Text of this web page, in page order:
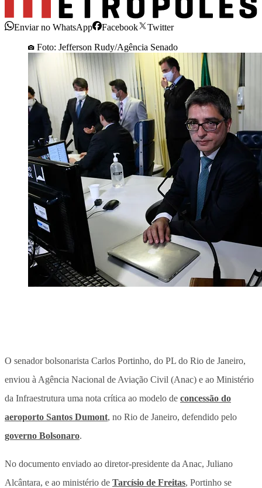
Enviar no WhatsApp Facebook
Twitter
Foto: Jefferson Rudy/Agência Senado
O senador bolsonarista Carlos Portinho, do PL do Rio de Janeiro,
enviou à Agência Nacional de Aviação Civil (Anac) e ao Ministério
da Infraestrutura uma nota crítica ao modelo de concessão do
aeroporto Santos Dumont, no Rio de Janeiro, defendido pelo
governo Bolsonaro.
No documento enviado ao diretor-presidente da Anac, Juliano
Alcântara, e ao ministério de Tarcísio de Freitas, Portinho se